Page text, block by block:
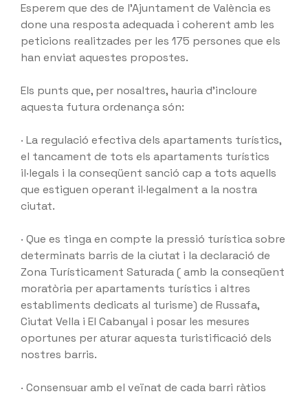
Esperem que des de l’Ajuntament de València es
done una resposta adequada i coherent amb les
peticions realitzades per les 175 persones que els
han enviat aquestes propostes.
Els punts que, per nosaltres, hauria d’incloure
aquesta futura ordenança són:
· La regulació efectiva dels apartaments turístics,
el tancament de tots els apartaments turístics
il·legals i la conseqüent sanció cap a tots aquells
que estiguen operant il·legalment a la nostra
ciutat.
· Que es tinga en compte la pressió turística sobre
determinats barris de la ciutat i la declaració de
Zona Turísticament Saturada ( amb la conseqüent
moratòria per apartaments turístics i altres
establiments dedicats al turisme) de Russafa,
Ciutat Vella i El Cabanyal i posar les mesures
oportunes per aturar aquesta turistificació dels
nostres barris.
· Consensuar amb el veïnat de cada barri ràtios